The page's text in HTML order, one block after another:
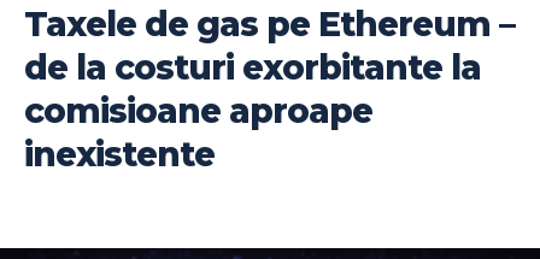
Taxele de gas pe Ethereum –
de la costuri exorbitante la
comisioane aproape
inexistente